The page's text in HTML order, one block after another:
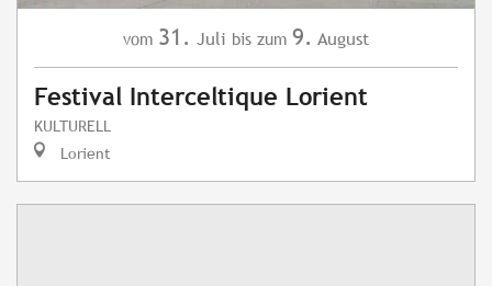
vom 31. Juli bis zum 9. August
Festival Interceltique Lorient
KULTURELL
Lorient